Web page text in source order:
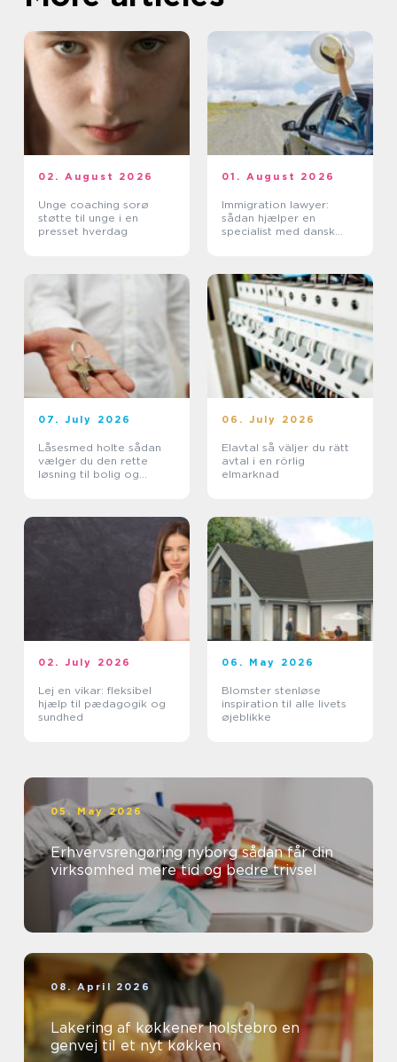
02. August 2026
Unge coaching sorø
støtte til unge i en
presset hverdag
01. August 2026
Immigration lawyer:
sådan hjælper en
specialist med dansk
07. July 2026
Låsesmed holte sådan
vælger du den rette
løsning til bolig og
06. July 2026
Elavtal så väljer du rätt
avtal i en rörlig
elmarknad
02. July 2026
Lej en vikar: fleksibel
hjælp til pædagogik og
sundhed
06. May 2026
Blomster stenløse
inspiration til alle livets
øjeblikke
05. May 2026
Erhvervsrengøring nyborg sådan får din
virksomhed mere tid og bedre trivsel
08. April 2026
Lakering af køkkener holstebro en
genvej til et nyt køkken